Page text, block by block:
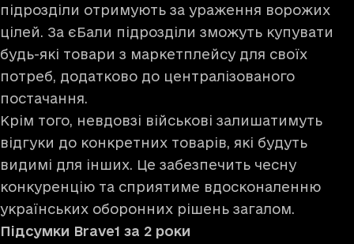
підрозділи отримують за ураження ворожих
цілей. За єБали підрозділи зможуть купувати
будь-які товари з маркетплейсу для своїх
потреб, додатково до централізованого
постачання.
Крім того, невдовзі військові залишатимуть
відгуки до конкретних товарів, які будуть
видимі для інших. Це забезпечить чесну
конкуренцію та сприятиме вдосконаленню
українських оборонних рішень загалом.
Підсумки Brave1 за 2 роки